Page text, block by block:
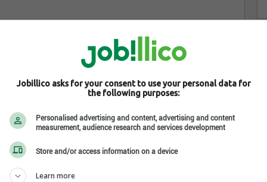
métallique
de la transformation métallique.
une gamme complète de services de fabrication,
à plusieurs secteurs d’activité.
Jobillico asks for your consent to use your personal data for
the following purposes:
Personalised advertising and content, advertising and content
measurement, audience research and services development
Store and/or access information on a device
Learn more